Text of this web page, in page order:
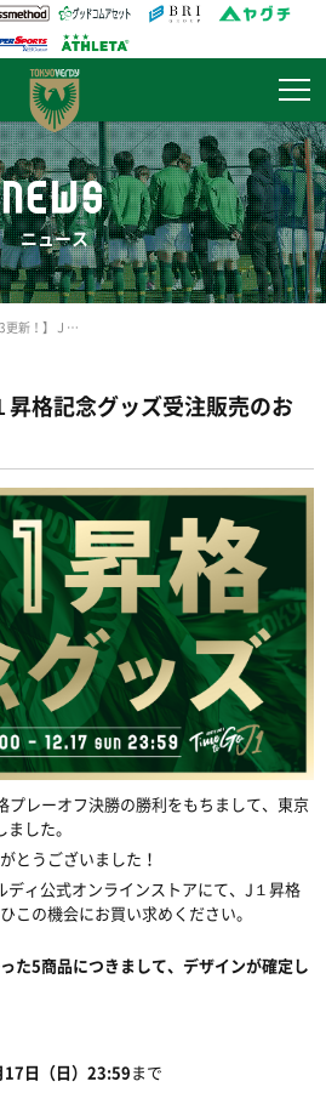
NEWS
ニュース
【12/13更新！】Ｊ１昇格記念グッズ受注販売のお知らせ
昇格記念グッズ受注販売のお
プレーオフ決勝の勝利をもちまして、東京
した。
とうございました！
ィ公式オンラインストアにて、 J １昇格
この機会にお買い求めください。
た5商品につきまして、デザインが確定し
17日（日） 23:59まで